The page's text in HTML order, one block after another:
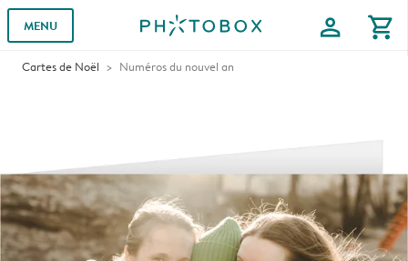
MENU profile shopping_cart
Cartes de Noël Numéros du nouvel an